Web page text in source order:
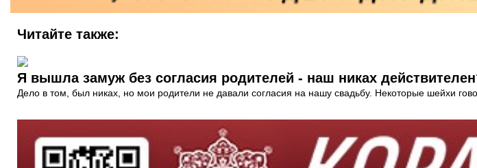
Читайте также:
Я вышла замуж без согласия родителей - наш никах
Дело в том, был никах, но мои родители не давали согласия на нашу свадьбу. Некоторые шейхи